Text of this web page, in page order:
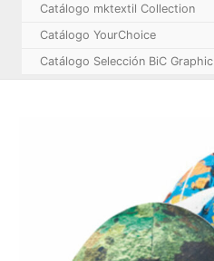
Catálogo mktextil Collection
Catálogo YourChoice
Catálogo Selección BiC Graphic